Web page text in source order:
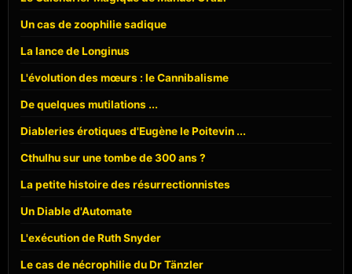
Un cas de zoophilie sadique
La lance de Longinus
L'évolution des mœurs : le Cannibalisme
De quelques mutilations ...
Diableries érotiques d'Eugène le Poitevin ...
Cthulhu sur une tombe de 300 ans ?
La petite histoire des résurrectionnistes
Un Diable d'Automate
L'exécution de Ruth Snyder
Le cas de nécrophilie du Dr Tänzler